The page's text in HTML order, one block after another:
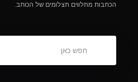
הכתבות מתלווים תצלומים של הכותב.